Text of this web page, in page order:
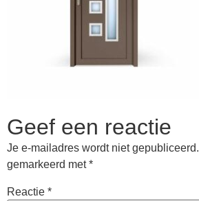
Geef een reactie
Je e-mailadres wordt niet gepubliceerd.
gemarkeerd met*
Reactie *